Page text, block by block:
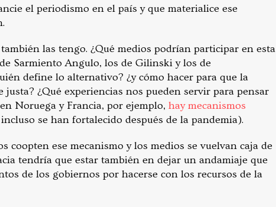
el periodismo en el país y que materialice ese
las tengo. ¿Qué medios podrían participar en esta
Sarmiento Angulo, los de Gilinski y los de
define lo alternativo? ¿y cómo hacer para que la
¿Qué experiencias nos pueden servir para pensar
Noruega y Francia, por ejemplo, hay mecanismos
se han fortalecido después de la pandemia).
coopten ese mecanismo y los medios se vuelvan caja de
tendría que estar también en dejar un andamiaje que
de los gobiernos por hacerse con los recursos de la